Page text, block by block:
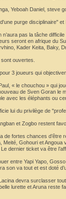
Yeboah Daniel, steve
purge disciplinaire"
pas la tâche
seront en afrique du
Kader Keita, Baky,
ouvertes.
3 joueurs qui
« le chouchou » qui
de Sven Goran le
avec les éléphants ou
lui du privilège de
et Zogbo restent
de fortes chances
Meité, Gohouri et
dernier ticket va être
entre Yapi Yapo,
son va tout et est doté
devra surclasser
lurette et Aruna reste